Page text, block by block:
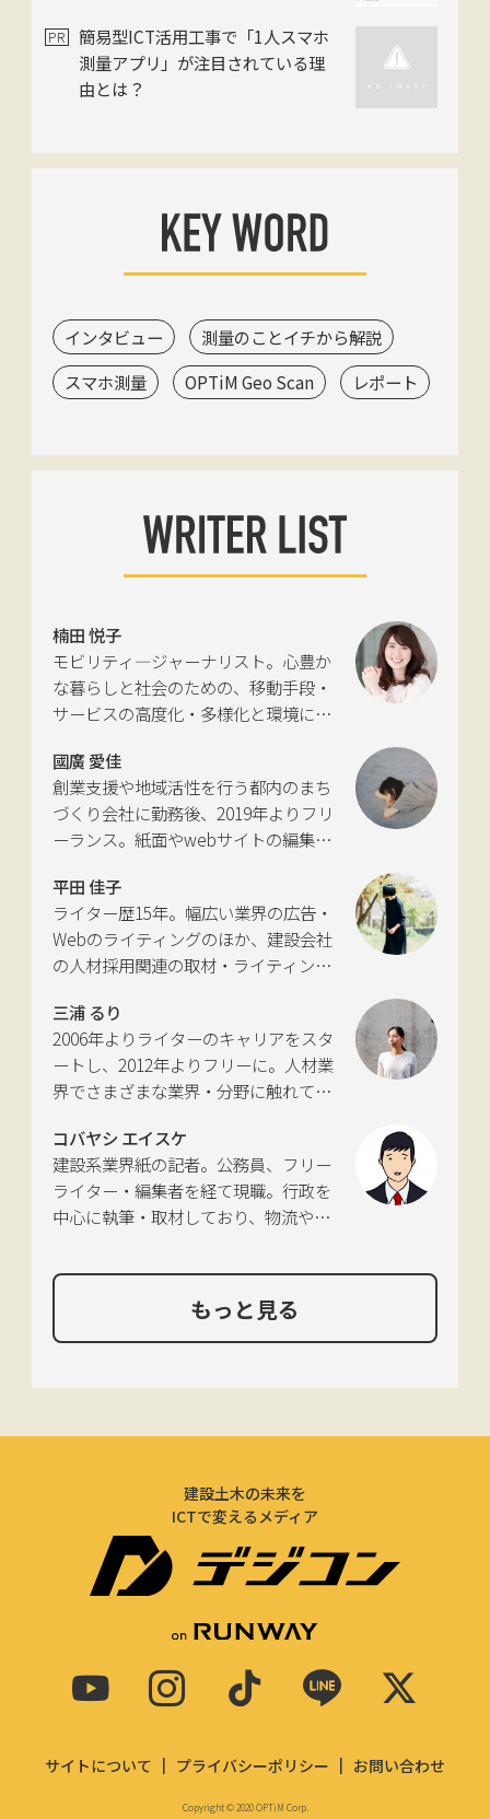
簡易型ICT活用工事で「1人スマホ
測量アプリ」が注目されている理
由とは？
インタビュー
測量のことイチから解説
スマホ測量
OPTiM Geo Scan レポート
楠田 悦子
モビリティ―ジャーナリスト。心豊か
な暮らしと社会のための、移動手段・
サービスの高度化・多様化と環境につ
新聞社モビリティビジネス専門誌
『LIGARE』初代編集長を経て、2013年
に独立。国土交通省の「自転車の活用
推進に向けた有識者会議」、「交通政
共交通部会」、「MaaS関連データ検
討会」、SIP第2期自動運転（システム
とサービスの拡張）ピアレビュー委員
会などの委員を歴任。
國廣 愛佳
創業支援や地域活性を行う都内のまち
づくり会社に勤務後、2019年よりフリ
ーランス。紙面やwebサイトの編集、
どの執筆を中心に、ジャンルを問わず
活動。四国にある築100年の実家をど
う生かすかが長年の悩み。
平田 佳子
ライター歴15年。幅広い業界の広告・
Webのライティングのほか、建設会社
の人材採用関連の取材・ライティング
仕事をしていたため、小さな頃から憧
れあり。
三浦 るり
2006年よりライターのキャリアをスタ
ートし、2012年よりフリーに。人材業
界でさまざまな業界・分野に触れてき
を手掛ける。現在は特に建築や不動
産、さらにはDX分野を探究中。
コバヤシ エイスケ
建設系業界紙の記者。公務員、フリー
ライター・編集者を経て現職。行政を
中心に執筆・取材しており、物流や環
もっと見る
建設土木の未来を
ICTで変えるメディア
サイトについて プライバシーポリシー お問い合わせ
Copyright © 2020 OPTiM Corp.